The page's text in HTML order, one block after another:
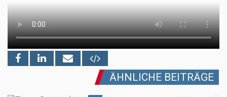
ÄHNLICHE BEITRÄGE